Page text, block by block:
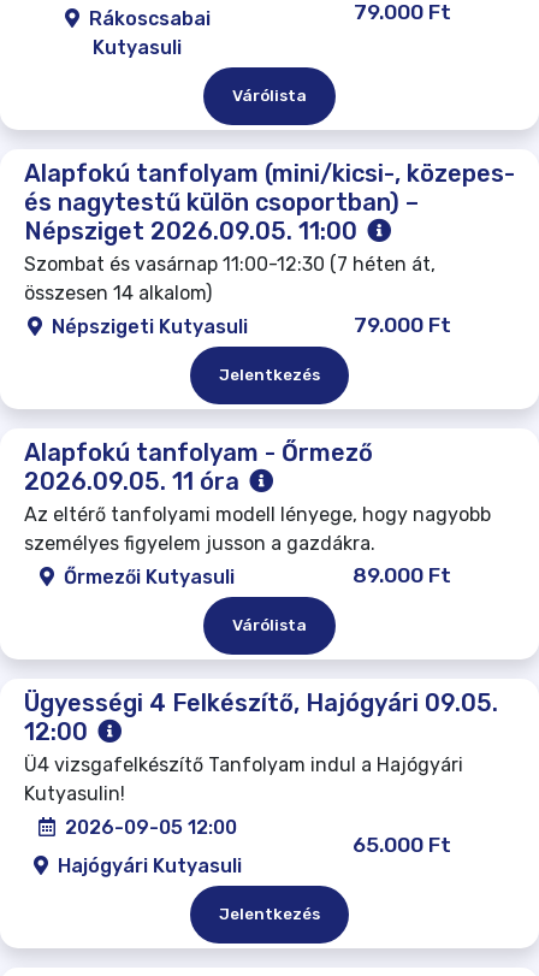
Rákoscsabai
Kutyasuli
79.000 Ft
Várólista
Alapfokú tanfolyam (mini/kicsi-, közepes-
és nagytestű külön csoportban) –
Népsziget 2026.09.05. 11:00
Szombat és vasárnap 11:00-12:30 (7 héten át,
összesen 14 alkalom)
Népszigeti Kutyasuli
79.000 Ft
Jelentkezés
Alapfokú tanfolyam - Őrmező
2026.09.05. 11 óra
Az eltérő tanfolyami modell lényege, hogy nagyobb
személyes figyelem jusson a gazdákra.
Őrmezői Kutyasuli
89.000 Ft
Várólista
Ügyességi 4 Felkészítő, Hajógyári 09.05.
12:00
Ü4 vizsgafelkészítő Tanfolyam indul a Hajógyári
Kutyasulin!
2026-09-05 12:00
Hajógyári Kutyasuli
65.000 Ft
Jelentkezés